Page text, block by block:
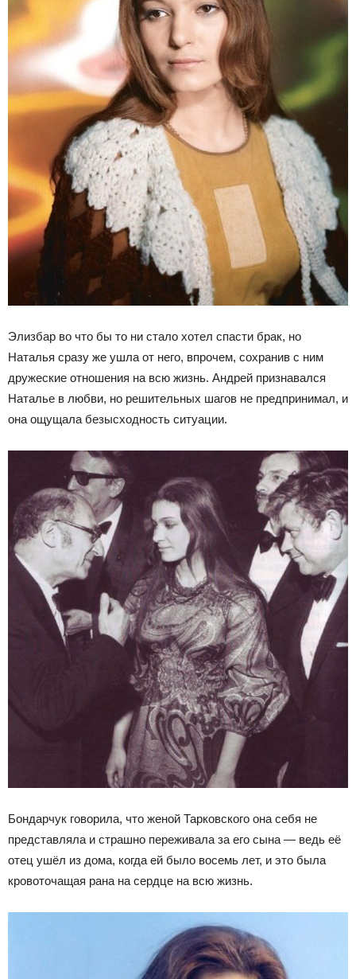
Элизбар во что бы то ни стало хотел спасти брак, но
Наталья сразу же ушла от него, впрочем, сохранив с ним
дружеские отношения на всю жизнь. Андрей признавался
Наталье в любви, но решительных шагов не предпринимал, и
она ощущала безысходность ситуации.
Бондарчук говорила, что женой Тарковского она себя не
представляла и страшно переживала за его сына — ведь её
отец ушёл из дома, когда ей было восемь лет, и это была
кровоточащая рана на сердце на всю жизнь.